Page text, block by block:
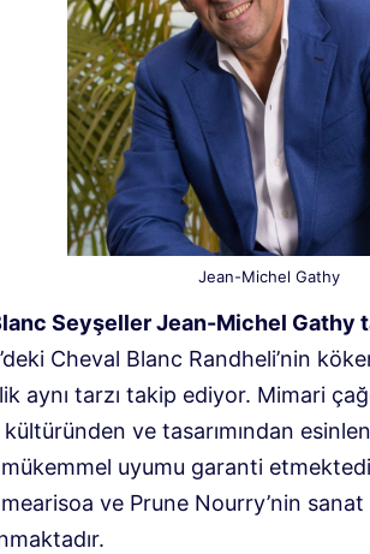
Jean-Michel Gathy
Seyşeller Jean-Michel Gathy
Cheval Blanc Randheli’nin
aynı tarzı takip ediyor. Mimari
ve tasarımından
mükemmel uyumu garanti
ve Prune Nourry’nin sanat